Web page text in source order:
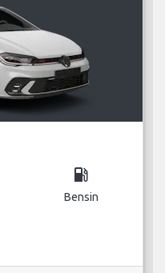
local_gas_station
Bensin